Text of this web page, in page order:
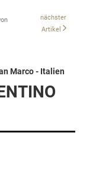
nächster
Artikel
Marco - Italien